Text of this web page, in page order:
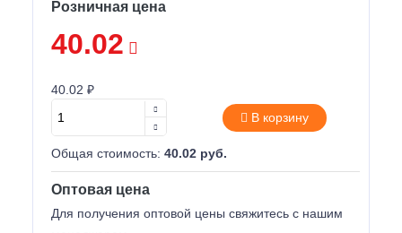
Розничная цена
40.02
40.02 ₽
В корзину
Общая стоимость: 40.02 руб.
Оптовая цена
Для получения оптовой цены свяжитесь с нашим